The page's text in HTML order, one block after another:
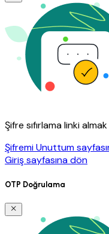
Şifre sıfırlama linki
Şifremi Unuttum
Giriş sayfasına dön
OTP Doğrulama